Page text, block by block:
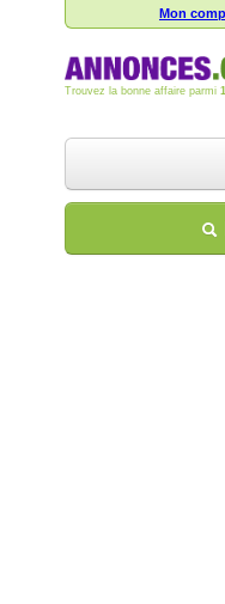
Mon
Trouvez la bonne affaire parmi